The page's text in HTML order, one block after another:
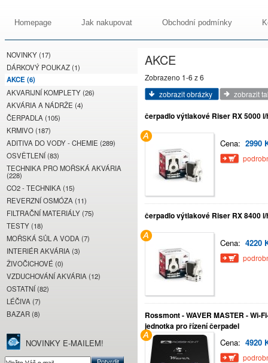
Homepage Jak nakupovat Obchodní podmínky
NOVINKY (17)
DÁRKOVÝ POUKAZ (1)
AKCE (6)
AKVARIJNÍ KOMPLETY (26)
AKVÁRIA A NÁDRŽE (4)
ČERPADLA (105)
KRMIVO (187)
ADITIVA DO VODY - CHEMIE (289)
OSVĚTLENÍ (83)
TECHNIKA PRO MOŘSKÁ AKVÁRIA
(228)
CO2 - TECHNIKA (15)
REVERZNÍ OSMÓZA (11)
FILTRAČNÍ MATERIÁLY (75)
TESTY (18)
MOŘSKÁ SŮL A VODA (7)
INTERIÉR AKVÁRIA (3)
ŽIVOČICHOVÉ (0)
VZDUCHOVÁNÍ AKVÁRIA (12)
OSTATNÍ (82)
LÉČIVA (7)
BAZAR (8)
NOVINKY E-MAILEM!
AKCE
Zobrazeno 1-6 z 6
zobrazit obrázky
zobrazit
čerpadlo výtlakové Riser RX 5000 l/
Cena: 2990
čerpadlo výtlakové Riser RX 8400 l/
Cena: 4220
Rossmont - WAVER MASTER - Wi-
jednotka pro řízení čerpadel
Cena: 4920